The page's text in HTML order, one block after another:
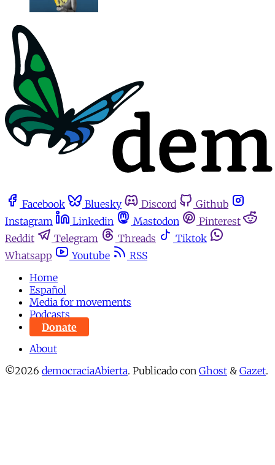
Facebook Bluesky Discord
Github
Instagram
Linkedin Mastodon
Pinterest
Reddit
Telegram Threads
Tiktok
Whatsapp
Youtube
RSS
Home
Español
Media for movements
Podcasts
Donate
About
©2026 democraciaAbierta. Publicado con Ghost & Gazet.